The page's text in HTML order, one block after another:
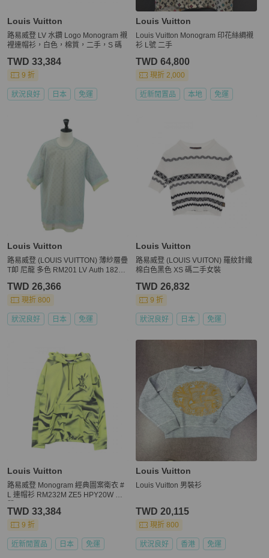
Louis Vuitton
路易威登 LV 水鑽 Logo Monogram 襯
裡連帽衫，白色，棉質，二手，S 碼
TWD 33,384
9 折
狀況良好 日本 免運
Louis Vuitton
Louis Vuitton Monogram 印花絲綢襯
衫 L號 二手
TWD 64,800
現折 2,000
近新閒置品 本地 免運
Louis Vuitton
路易威登 (LOUIS VUITTON) 薄紗層疊
T卹 尼龍 多色 RM201 LV Auth 18269
TWD 26,366
現折 800
狀況良好 日本 免運
Louis Vuitton
路易威登 (LOUIS VUITON) 羅紋針織
棉白色黑色 XS 碼二手女裝
TWD 26,832
9 折
狀況良好 日本 免運
Louis Vuitton
路易威登 Monogram 經典圖案衛衣 #
L 連帽衫 RM232M ZE5 HPY20W 棉
TWD 33,384
9 折
近新閒置品 日本 免運
Louis Vuitton
Louis Vuitton 男裝衫
TWD 20,115
現折 800
狀況良好 香港 免運